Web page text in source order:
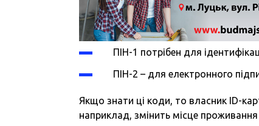
ПІН-1 потрібен для
ПІН-2 – для електронного
Якщо знати ці коди, то власник ID-
наприклад, змінить місце проживання